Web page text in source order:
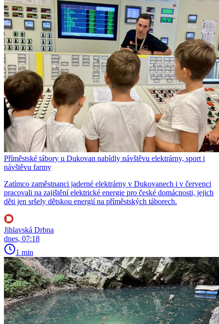
Příměstské tábory u Dukovan nabídly návštěvu elektrárny, sport i
návštěvu farmy
Zatímco zaměstnanci jaderné elektrárny v Dukovanech i v červenci
pracovali na zajištění elektrické energie pro české domácnosti, jejich
děti jen sršely dětskou energií na příměstských táborech.
Jihlavská Drbna
dnes, 07:18
1 min